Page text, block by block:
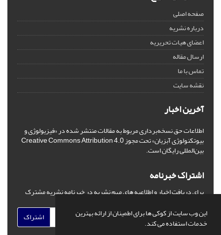
این وب سایت از کوکی ها برای اطمینان از ارائه بهترین
خدمات استفاده می کند.
صفحه اصلی
درباره نشریه
اعضای هیات تحریریه
ارسال مقاله
تماس با ما
نقشه سایت
آخرین اخبار
اطلاعات حق نسخه‌برداری مربوط به مقالات منتشر شده در «فیزیولوژی و
بیوتکنولوژی آبزیان» تحت مجوز Creative Commons Attribution 4.0
بین‌المللی رایگان است.
اشتراک خبرنامه
برای دریافت اخبار و اطلاعیه های مهم نشریه در خبرنامه نشریه مشترک
اشتراک